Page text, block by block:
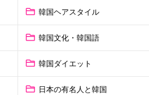
韓国ヘアスタイル
韓国文化・韓国語
韓国ダイエット
日本の有名人と韓国